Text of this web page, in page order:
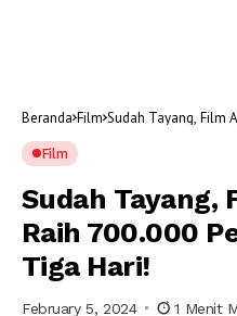
Beranda Film Sudah Tayang, Film
Film
Sudah Tayang,
Raih 700.000
Tiga Hari!
February 5, 2024 1 Menit